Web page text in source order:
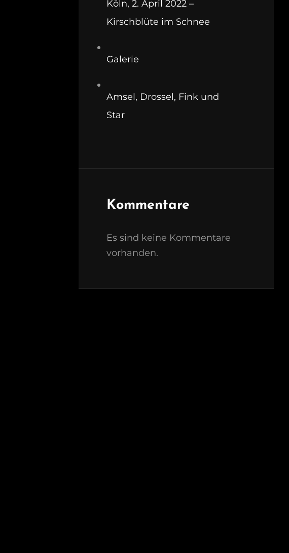
Köln, 2. April 2022 –
Kirschblüte im Schnee
Galerie
Amsel, Drossel, Fink und
Star
Kommentare
Es sind keine Kommentare
vorhanden.